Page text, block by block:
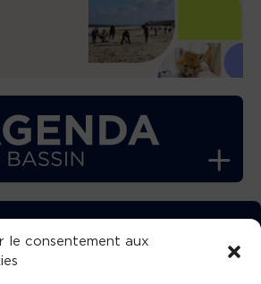
le consentement aux
GRATUITEMENT
TVBA !